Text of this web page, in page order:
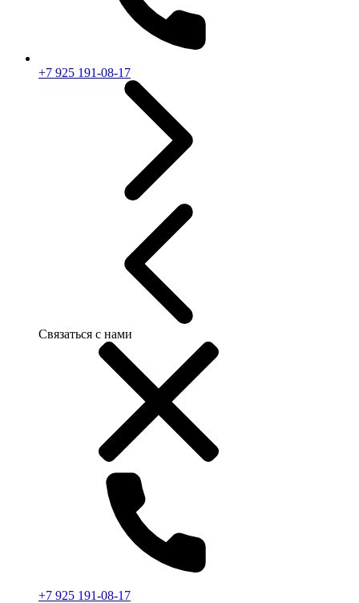
+7 925 191-08-17
Связаться с нами
+7 925 191-08-17